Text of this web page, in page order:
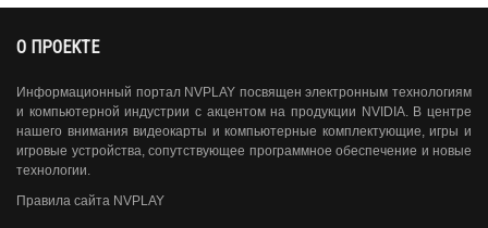
О ПРОЕКТЕ
Информационный портал NVPLAY посвящен электронным технологиям
и компьютерной индустрии с акцентом на продукции NVIDIA. В центре
нашего внимания видеокарты и компьютерные комплектующие, игры и
игровые устройства, сопутствующее программное обеспечение и новые
технологии.
Правила сайта NVPLAY